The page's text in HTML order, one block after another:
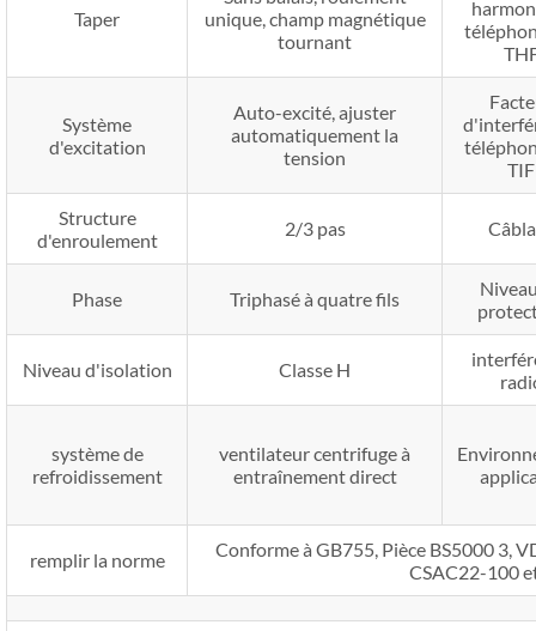
Taper
unique, champ magnétique
tournant
Système
d'excitation
Auto-excité, ajuster
automatiquement la
tension
TIF
Structure
d'enroulement
2/3 pas
Phase Triphasé à quatre fils
Niveau d'isolation Classe H
système de
refroidissement
ventilateur centrifuge à
entraînement direct
remplir la norme
Conforme à GB755, Pièce BS5000 3,
CSAC22-100